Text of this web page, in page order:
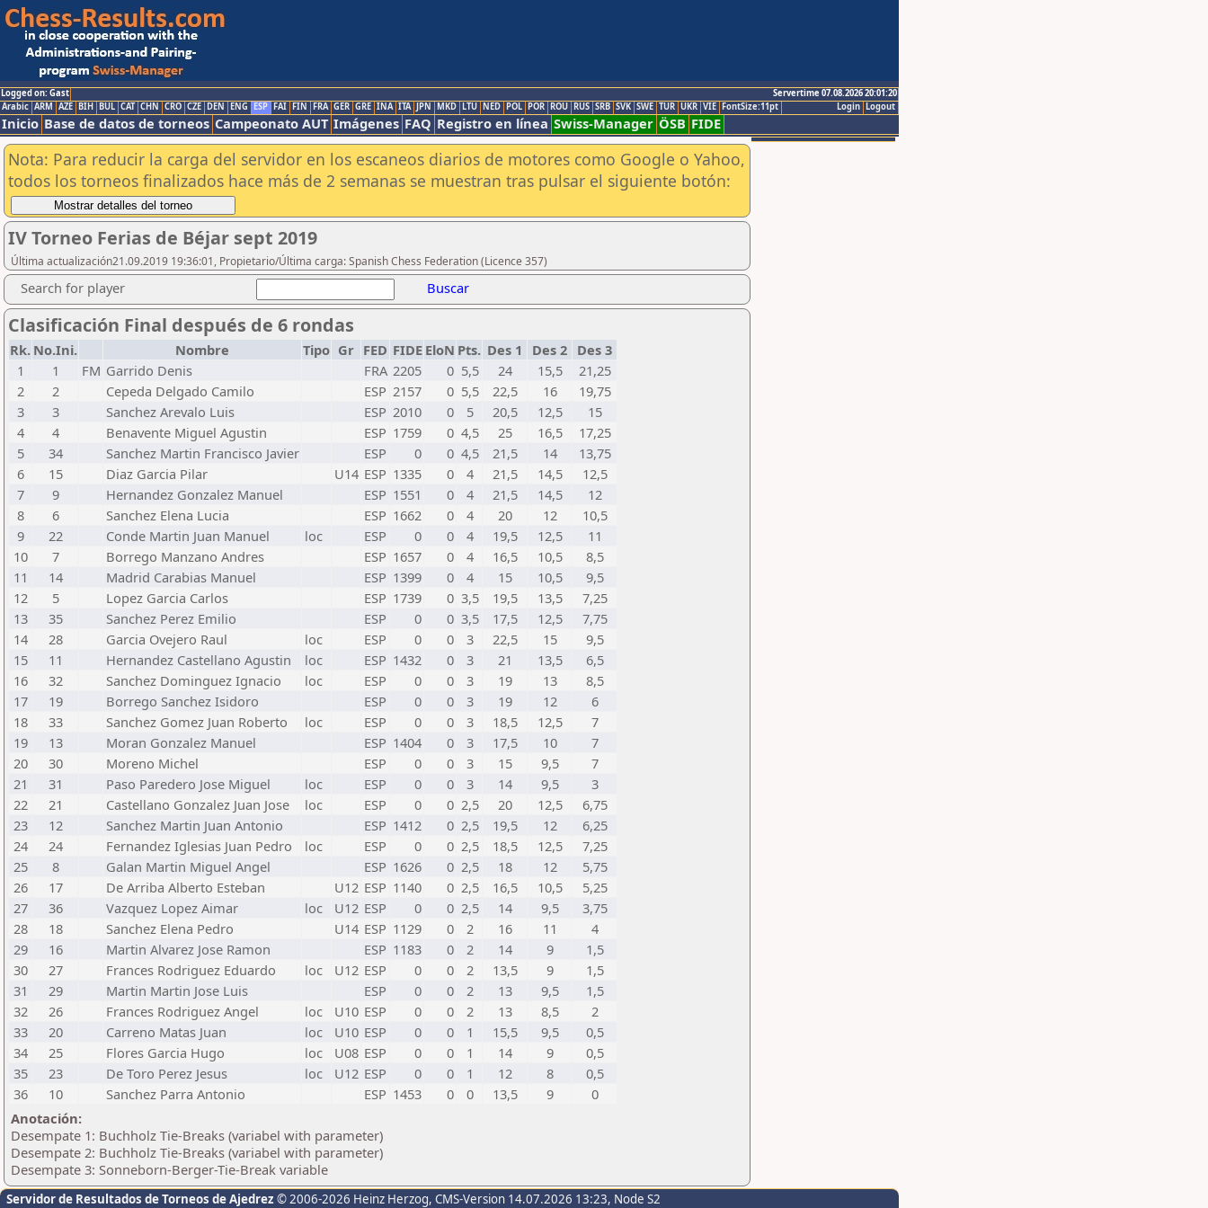
Logged on: Gast
Servertime 07.08.2026 20:01:20
Logout
Login
Arabic ARM AZE BIH BUL CAT CHN CRO CZE DEN ENG ESP FAI FIN FRA GER GRE INA ITA JPN MKD LTU NED POL POR ROU RUS SRB SVK SWE TUR UKR VIE FontSize:11pt
Inicio Base de datos de torneos Campeonato AUT Imágenes FAQ Registro en línea Swiss-Manager ÖSB FIDE
Nota: Para reducir la carga del servidor en los escaneos diarios de motores como Google o Yahoo,
todos los torneos finalizados hace más de 2 semanas se muestran tras pulsar el siguiente botón:
IV Torneo Ferias de Béjar sept 2019
Última actualización21.09.2019 19:36:01, Propietario/Última carga: Spanish Chess Federation (Licence 357)
Search for player Buscar
Clasificación Final después de 6 rondas
Rk. No.Ini. Nombre Tipo Gr FED FIDE EloN Pts. Des 1 Des 2 Des 3
1
1 FM Garrido Denis FRA 2205 0 5,5 24 15,5
21,25
2
2 Cepeda Delgado Camilo ESP 2157 0 5,5 22,5 16
19,75
3
3 Sanchez Arevalo Luis ESP 2010 0 5 20,5 12,5
15
4
4 Benavente Miguel Agustin ESP 1759 0 4,5 25 16,5
17,25
5
34 Sanchez Martin Francisco Javier ESP 0 0 4,5 21,5 14
13,75
6
15 Diaz Garcia Pilar U14 ESP 1335 0 4 21,5 14,5
12,5
7
9 Hernandez Gonzalez Manuel ESP 1551 0 4 21,5 14,5
12
8
6 Sanchez Elena Lucia ESP 1662 0 4 20 12
10,5
9
22 Conde Martin Juan Manuel loc ESP 0 0 4 19,5 12,5
11
10
7 Borrego Manzano Andres ESP 1657 0 4 16,5 10,5
8,5
11
14 Madrid Carabias Manuel ESP 1399 0 4 15 10,5
9,5
12
5 Lopez Garcia Carlos ESP 1739 0 3,5 19,5 13,5
7,25
13
35 Sanchez Perez Emilio ESP 0 0 3,5 17,5 12,5
7,75
14
28 Garcia Ovejero Raul loc ESP 0 0 3 22,5 15
9,5
15
11 Hernandez Castellano Agustin loc ESP 1432 0 3 21 13,5
6,5
16
32 Sanchez Dominguez Ignacio loc ESP 0 0 3 19 13
8,5
17
19 Borrego Sanchez Isidoro ESP 0 0 3 19 12
6
18
33 Sanchez Gomez Juan Roberto loc ESP 0 0 3 18,5 12,5
7
19
13 Moran Gonzalez Manuel ESP 1404 0 3 17,5 10
7
20
30 Moreno Michel ESP 0 0 3 15 9,5
7
21
31 Paso Paredero Jose Miguel loc ESP 0 0 3 14 9,5
3
22
21 Castellano Gonzalez Juan Jose loc ESP 0 0 2,5 20 12,5
6,75
23
12 Sanchez Martin Juan Antonio ESP 1412 0 2,5 19,5 12
6,25
24
24 Fernandez Iglesias Juan Pedro loc ESP 0 0 2,5 18,5 12,5
7,25
25
8 Galan Martin Miguel Angel ESP 1626 0 2,5 18 12
5,75
26
17 De Arriba Alberto Esteban U12 ESP 1140 0 2,5 16,5 10,5
5,25
27
36 Vazquez Lopez Aimar loc U12 ESP 0 0 2,5 14 9,5
3,75
28
18 Sanchez Elena Pedro U14 ESP 1129 0 2 16 11
4
29
16 Martin Alvarez Jose Ramon ESP 1183 0 2 14 9
1,5
30
27 Frances Rodriguez Eduardo loc U12 ESP 0 0 2 13,5 9
1,5
31
29 Martin Martin Jose Luis ESP 0 0 2 13 9,5
1,5
32
26 Frances Rodriguez Angel loc U10 ESP 0 0 2 13 8,5
2
33
20 Carreno Matas Juan loc U10 ESP 0 0 1 15,5 9,5
0,5
34
25 Flores Garcia Hugo loc U08 ESP 0 0 1 14 9
0,5
35
23 De Toro Perez Jesus loc U12 ESP 0 0 1 12 8
0,5
36
10 Sanchez Parra Antonio ESP 1453 0 0 13,5 9
0
Anotación:
Desempate 1: Buchholz Tie-Breaks (variabel with parameter)
Desempate 2: Buchholz Tie-Breaks (variabel with parameter)
Desempate 3: Sonneborn-Berger-Tie-Break variable
Servidor de Resultados de Torneos de Ajedrez © 2006-2026 Heinz Herzog, CMS-Version 14.07.2026 13:23, Node S2